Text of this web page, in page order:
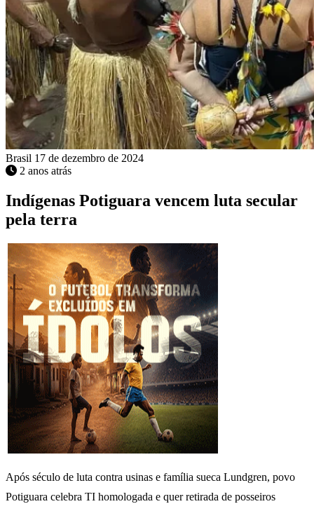
Brasil 17 de dezembro de 2024
2 anos atrás
Indígenas Potiguara vencem luta secular
pela terra
Após século de luta contra usinas e família sueca Lundgren, povo
Potiguara celebra TI homologada e quer retirada de posseiros